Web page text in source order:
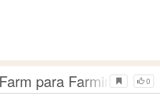
0
para Farming